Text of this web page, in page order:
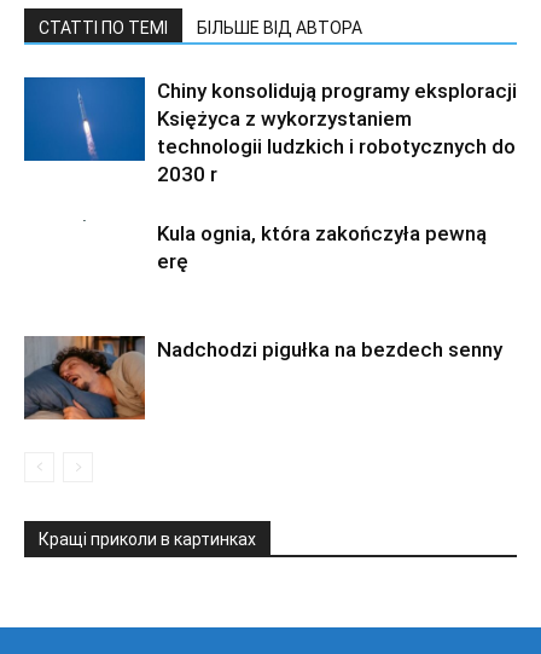
СТАТТІ ПО ТЕМІ БІЛЬШЕ ВІД АВТОРА
Chiny konsolidują programy eksploracji
Księżyca z wykorzystaniem
technologii ludzkich i robotycznych do
2030 r
Kula ognia, która zakończyła pewną
erę
Nadchodzi pigułka na bezdech senny
Кращі приколи в картинках